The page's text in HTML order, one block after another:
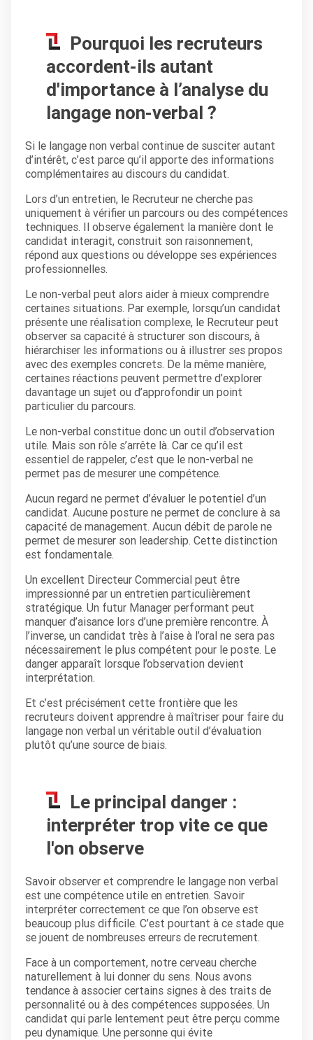
Pourquoi les recruteurs
accordent-ils autant
d'importance à l’analyse du
langage non-verbal ?
Si le langage non verbal continue de susciter autant
d’intérêt, c’est parce qu’il apporte des informations
complémentaires au discours du candidat.
Lors d’un entretien, le Recruteur ne cherche pas
uniquement à vérifier un parcours ou des compétences
techniques. Il observe également la manière dont le
candidat interagit, construit son raisonnement,
répond aux questions ou développe ses expériences
professionnelles.
Le non-verbal peut alors aider à mieux comprendre
certaines situations. Par exemple, lorsqu’un candidat
présente une réalisation complexe, le Recruteur peut
observer sa capacité à structurer son discours, à
hiérarchiser les informations ou à illustrer ses propos
avec des exemples concrets. De la même manière,
certaines réactions peuvent permettre d’explorer
davantage un sujet ou d’approfondir un point
particulier du parcours.
Le non-verbal constitue donc un outil d’observation
utile. Mais son rôle s’arrête là. Car ce qu’il est
essentiel de rappeler, c’est que le non-verbal ne
permet pas de mesurer une compétence.
Aucun regard ne permet d’évaluer le potentiel d’un
candidat. Aucune posture ne permet de conclure à sa
capacité de management. Aucun débit de parole ne
permet de mesurer son leadership. Cette distinction
est fondamentale.
Un excellent Directeur Commercial peut être
impressionné par un entretien particulièrement
stratégique. Un futur Manager performant peut
manquer d’aisance lors d’une première rencontre. À
l’inverse, un candidat très à l’aise à l’oral ne sera pas
nécessairement le plus compétent pour le poste. Le
danger apparaît lorsque l’observation devient
interprétation.
Et c’est précisément cette frontière que les
recruteurs doivent apprendre à maîtriser pour faire du
langage non verbal un véritable outil d’évaluation
plutôt qu’une source de biais.
Le principal danger :
interpréter trop vite ce que
l'on observe
Savoir observer et comprendre le langage non verbal
est une compétence utile en entretien. Savoir
interpréter correctement ce que l’on observe est
beaucoup plus difficile. C’est pourtant à ce stade que
se jouent de nombreuses erreurs de recrutement.
Face à un comportement, notre cerveau cherche
naturellement à lui donner du sens. Nous avons
tendance à associer certains signes à des traits de
personnalité ou à des compétences supposées. Un
candidat qui parle lentement peut être perçu comme
peu dynamique. Une personne qui évite